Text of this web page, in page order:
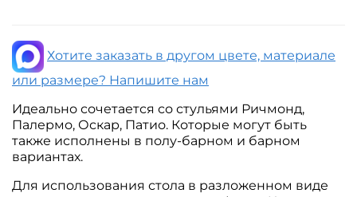
Хотите заказать в другом цвете, материале
или размере? Напишите нам
Идеально сочетается со стульями Ричмонд,
Палермо, Оскар, Патио. Которые могут быть
также исполнены в полу-барном и барном
вариантах.
Для использования стола в разложенном виде